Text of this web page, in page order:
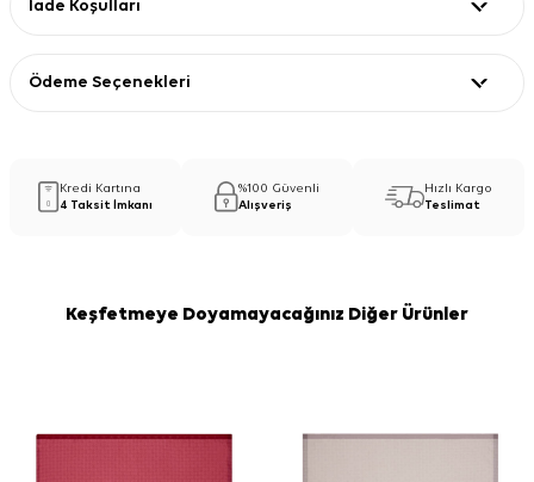
İade Koşulları
Ödeme Seçenekleri
Kredi Kartına
4 Taksit İmkanı
%100 Güvenli
Alışveriş
Hızlı Kargo
Teslimat
Keşfetmeye Doyamayacağınız Diğer Ürünler